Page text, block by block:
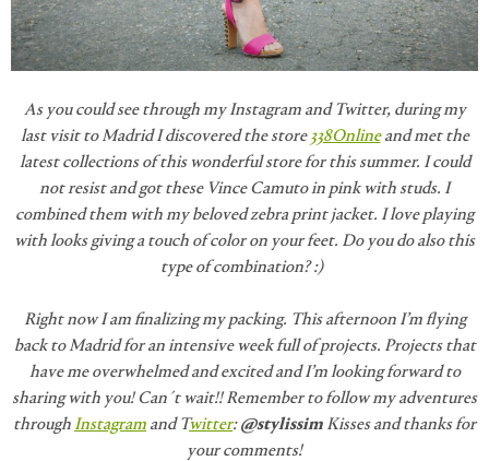
As you could see through my Instagram and Twitter, during my
last visit to Madrid I discovered the store338Onlineand met the
latest collections of this wonderful store for this summer. I could
not resist and got these Vince Camuto in pink with studs. I
combined them with my beloved zebra print jacket. I love playing
with looks giving a touch of color on your feet. Do you do also this
type of combination? :)
Right now I am finalizing my packing. This afternoon I’m flying
back to Madrid for an intensive week full of projects. Projects that
have me overwhelmed and excited and I’m looking forward to
sharing with you! Can´t wait!! Remember to follow my adventures
through Instagram and Twitter:@stylissim Kisses and thanks for
your comments!